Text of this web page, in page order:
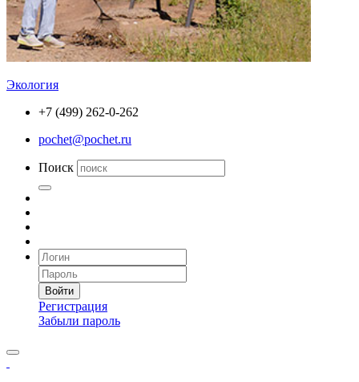
Экология
+7 (499) 262-0-262
pochet@pochet.ru
Поиск
Войти
Регистрация
Забыли пароль